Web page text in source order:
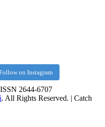
on Instagram
2644-6707
. All Rights Reserved. | Catch